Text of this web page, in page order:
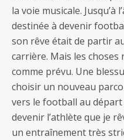
la voie musicale. Jusqu’à
destinée à devenir
son rêve était de partir
carrière. Mais les choses
comme prévu. Une
choisir un nouveau
vers le football au
devenir l’athlète que je
un entraînement très